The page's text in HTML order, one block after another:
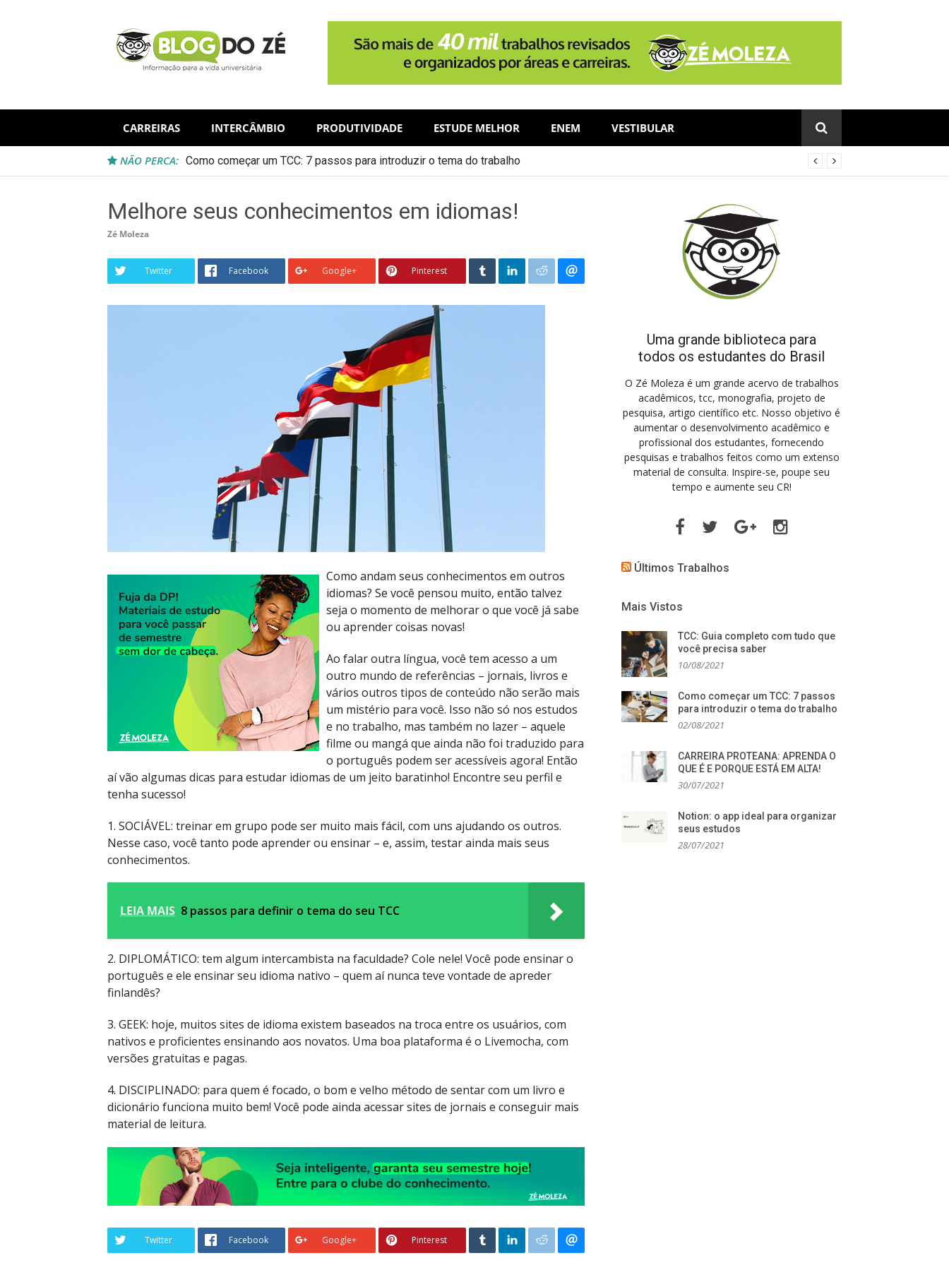
CARREIRAS INTERCÂMBIO PRODUTIVIDADE ESTUDE MELHOR ENEM VESTIBULAR
NÃO PERCA: Como começar um TCC: 7 passos para introduzir o tema do trabalho
Melhore seus conhecimentos em idiomas!
Zé Moleza
Twitter Facebook Google+ Pinterest
Como andam seus conhecimentos em outros
idiomas? Se você pensou muito, então talvez
seja o momento de melhorar o que você já sabe
ou aprender coisas novas!
Ao falar outra língua, você tem acesso a um
outro mundo de referências – jornais, livros e
vários outros tipos de conteúdo não serão mais
um mistério para você. Isso não só nos estudos
e no trabalho, mas também no lazer – aquele
filme ou mangá que ainda não foi traduzido para
o português podem ser acessíveis agora! Então
aí vão algumas dicas para estudar idiomas de um jeito baratinho! Encontre seu perfil e
tenha sucesso!
1. SOCIÁVEL: treinar em grupo pode ser muito mais fácil, com uns ajudando os outros.
Nesse caso, você tanto pode aprender ou ensinar – e, assim, testar ainda mais seus
conhecimentos.
LEIA MAIS 8 passos para definir o tema do seu TCC
2. DIPLOMÁTICO: tem algum intercambista na faculdade? Cole nele! Você pode ensinar o
português e ele ensinar seu idioma nativo – quem aí nunca teve vontade de apreder
finlandês?
3. GEEK: hoje, muitos sites de idioma existem baseados na troca entre os usuários, com
nativos e proficientes ensinando aos novatos. Uma boa plataforma é o Livemocha, com
versões gratuitas e pagas.
4. DISCIPLINADO: para quem é focado, o bom e velho método de sentar com um livro e
dicionário funciona muito bem! Você pode ainda acessar sites de jornais e conseguir mais
material de leitura.
Twitter Facebook Google+ Pinterest
Uma grande biblioteca para
todos os estudantes do Brasil
O Zé Moleza é um grande acervo de trabalhos
acadêmicos, tcc, monografia, projeto de
pesquisa, artigo científico etc. Nosso objetivo é
aumentar o desenvolvimento acadêmico e
profissional dos estudantes, fornecendo
pesquisas e trabalhos feitos como um extenso
material de consulta. Inspire-se, poupe seu
tempo e aumente seu CR!
FacebookTwitter Google
Plus
Instagram
Últimos Trabalhos
Mais Vistos
TCC: Guia completo com tudo que
você precisa saber
10/08/2021
Como começar um TCC: 7 passos
para introduzir o tema do trabalho
02/08/2021
CARREIRA PROTEANA: APRENDA O
QUE É E PORQUE ESTÁ EM ALTA!
30/07/2021
Notion: o app ideal para organizar
seus estudos
28/07/2021